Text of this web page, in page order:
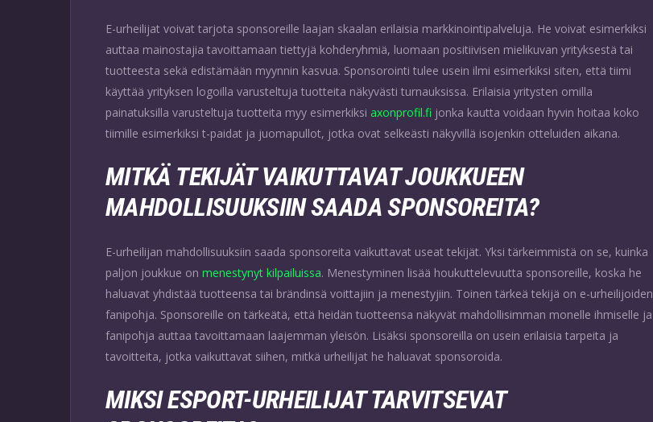
E-urheilijat voivat tarjota sponsoreille laajan skaalan erilaisia markkinointipalveluja. He voivat esimerkiksi
auttaa mainostajia tavoittamaan tiettyjä kohderyhmiä, luomaan positiivisen mielikuvan yrityksestä tai
tuotteesta sekä edistämään myynnin kasvua. Sponsorointi tulee usein ilmi esimerkiksi siten, että tiimi
käyttää yrityksen logoilla varusteltuja tuotteita näkyvästi turnauksissa. Erilaisia yritysten omilla
painatuksilla varusteltuja tuotteita myy esimerkiksi axonprofil.fi jonka kautta voidaan hyvin hoitaa koko
tiimille esimerkiksi t-paidat ja juomapullot, jotka ovat selkeästi näkyvillä isojenkin otteluiden aikana.
MITKÄ TEKIJÄT VAIKUTTAVAT JOUKKUEEN
MAHDOLLISUUKSIIN SAADA SPONSOREITA?
E-urheilijan mahdollisuuksiin saada sponsoreita vaikuttavat useat tekijät. Yksi tärkeimmistä on se, kuinka
paljon joukkue on menestynyt kilpailuissa. Menestyminen lisää houkuttelevuutta sponsoreille, koska he
haluavat yhdistää tuotteensa tai brändinsä voittajiin ja menestyjiin. Toinen tärkeä tekijä on e-urheilijoiden
fanipohja. Sponsoreille on tärkeätä, että heidän tuotteensa näkyvät mahdollisimman monelle ihmiselle ja
fanipohja auttaa tavoittamaan laajemman yleisön. Lisäksi sponsoreilla on usein erilaisia tarpeita ja
tavoitteita, jotka vaikuttavat siihen, mitkä urheilijat he haluavat sponsoroida.
MIKSI ESPORT-URHEILIJAT TARVITSEVAT